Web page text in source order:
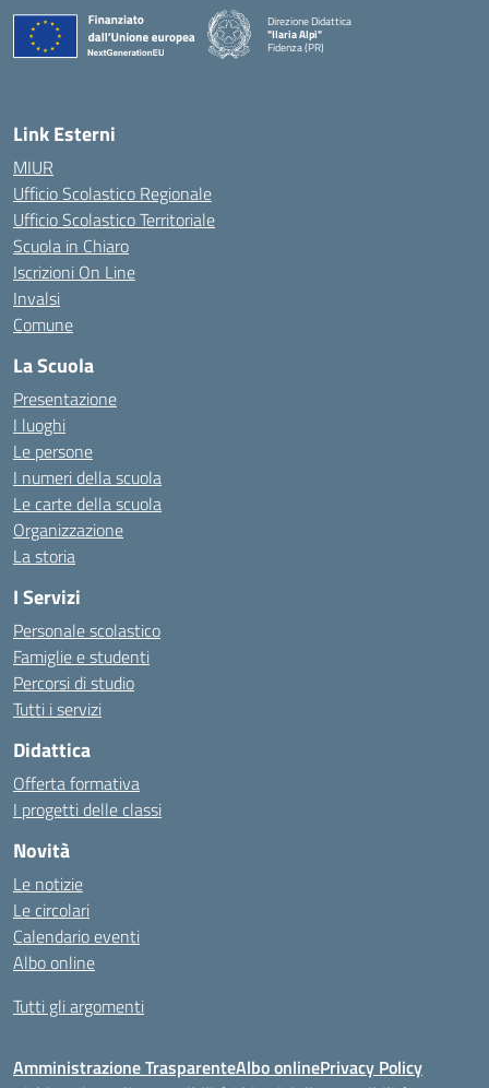
Direzione Didattica
"Ilaria Alpi"
Fidenza (PR)
Link Esterni
MIUR
Ufficio Scolastico Regionale
Ufficio Scolastico Territoriale
Scuola in Chiaro
Iscrizioni On Line
Invalsi
Comune
La Scuola
Presentazione
I luoghi
Le persone
I numeri della scuola
Le carte della scuola
Organizzazione
La storia
I Servizi
Personale scolastico
Famiglie e studenti
Percorsi di studio
Tutti i servizi
Didattica
Offerta formativa
I progetti delle classi
Novità
Le notizie
Le circolari
Calendario eventi
Albo online
Tutti gli argomenti
Amministrazione TrasparenteAlbo onlinePrivacy Policy